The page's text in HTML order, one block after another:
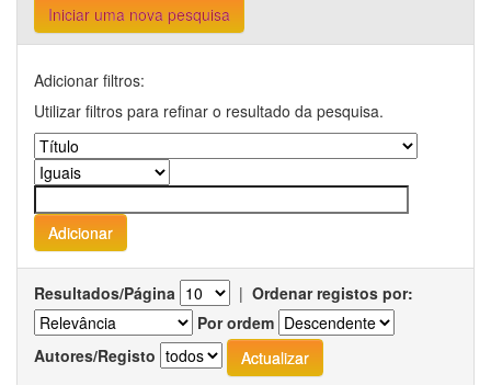
Iniciar uma nova pesquisa
Adicionar filtros:
Utilizar filtros para refinar o resultado da pesquisa.
Resultados/Página | Ordenar registos por:
Por ordem
Autores/Registo